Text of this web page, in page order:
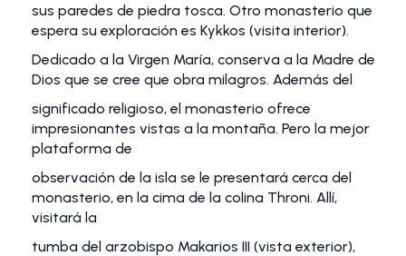
sus paredes de piedra tosca. Otro monasterio que
espera su exploración es Kykkos (visita interior).
Dedicado a la Virgen María, conserva a la Madre de
Dios que se cree que obra milagros. Además del
significado religioso, el monasterio ofrece
impresionantes vistas a la montaña. Pero la mejor
plataforma de
observación de la isla se le presentará cerca del
monasterio, en la cima de la colina Throni. Allí,
visitará la
tumba del arzobispo Makarios III (vista exterior),